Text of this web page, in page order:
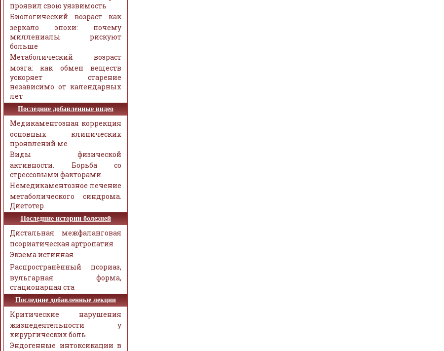
проявил свою уязвимость
Биологический возраст как
зеркало эпохи: почему
миллениалы рискуют
больше
Метаболический возраст
мозга: как обмен веществ
ускоряет старение
независимо от календарных
лет
Последние добавленные видео
Медикаментозная коррекция
основных клинических
проявлений ме
Виды физической
активности. Борьба со
стрессовыми факторами.
Немедикаментозное лечение
метаболического синдрома.
Диетотер
Последние истории болезней
Дистальная межфаланговая
псориатическая артропатия
Экзема истинная
Распространённый псориаз,
вульгарная форма,
стационарная ста
Последние добавленные лекции
Критические нарушения
жизнедеятельности у
хирургических боль
Эндогенные интоксикации в